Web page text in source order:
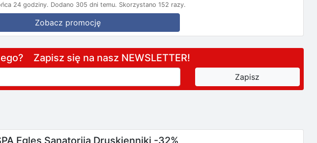
24 godziny. Dodano 305 dni temu. Skorzystano 152 razy.
Zobacz promocję
Zapisz się na nasz NEWSLETTER!
Egles Sanatorija Druskienniki -32%